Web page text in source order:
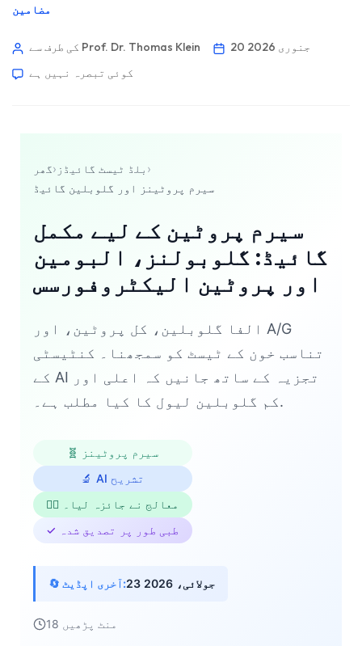
مضامین
کی طرف سے Prof. Dr. Thomas Klein
20 جنوری 2026
کوئی تبصرہ نہیں ہے
گھر› بلڈ ٹیسٹ گائیڈز ›
سیرم پروٹینز اور گلوبلین گائیڈ
سیرم پروٹین کے لیے مکمل
گائیڈ: گلوبولنز، البومین
اور پروٹین الیکٹروفورسس
الفا گلوبلین، کل پروٹین، اور A/G
تناسب خون کے ٹیسٹ کو سمجھنا۔ کنٹیسٹی
کے AI تجزیہ کے ساتھ جانیں کہ اعلی اور
کم گلوبلین لیول کا کیا مطلب ہے۔.
🧬 سیرم پروٹینز
🔬 AI تشریح
👨‍⚕️ معالج نے جائزہ لیا۔
✓ طبی طور پر تصدیق شدہ
🔄 آخری اپڈیٹ: 23 جولائی، 2026
18 منٹ پڑھیں